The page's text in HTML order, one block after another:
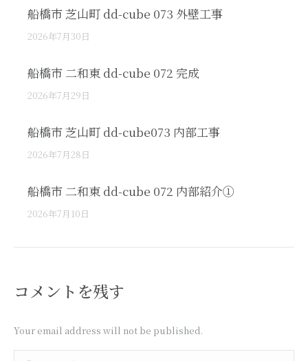
船橋市 芝山町 dd-cube 073 外壁工事
2026年7月30日
船橋市 二和東 dd-cube 072 完成
2026年7月29日
船橋市 芝山町 dd-cube073 内部工事
2026年7月28日
船橋市 二和東 dd-cube 072 内部紹介①
2026年7月10日
コメントを残す
Your email address will not be published.